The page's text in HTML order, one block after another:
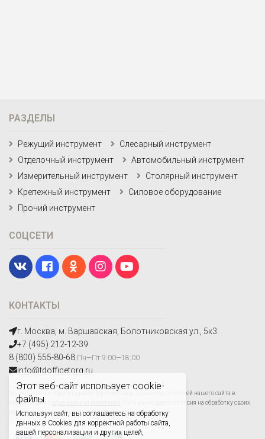
Этот веб-сайт использует cookie-
файлы.
Используя сайт, вы соглашаетесь на обработку
данных в Cookies для корректной работы сайта,
вашей персонализации и других целей,
КОНТАКТЫ
г. Москва, м. Варшавская, Болотниковская ул., 5к3.
+7 (495) 212-12-39
8 (800) 555-80-68 Пн—Пт 9:00—18:00
info@tdofficetorg.ru
Мы получаем и обрабатываем персональные данные посетителей нашего сайта в
соответствии с
. Если вы не даете согласия на обработку своих
персональных данных,вам необходимо покинуть наш сайт.
РАЗДЕЛЫ
Режущий инструмент
Слесарный инструмент
Отделочный инструмент
Автомобильный инструмент
Измерительный инструмент
Столярный инструмент
Крепежный инструмент
Силовое оборудование
Прочий инструмент
СОЦСЕТИ